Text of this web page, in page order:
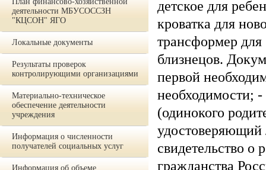
деятельности МБУСОССЗН
"КЦСОН" ЯГО
Локальные документы
Результаты проверок
контролирующими организациями
Материально-техническое
обеспечение деятельности
учреждения
Информация о численности
получателей социальных услуг
Информация об объеме
детское для
кроватка для
трансформер для
близнецов.
первой
необходимости;
(одинокого
удостоверяющий
свидетельство о
гражданства